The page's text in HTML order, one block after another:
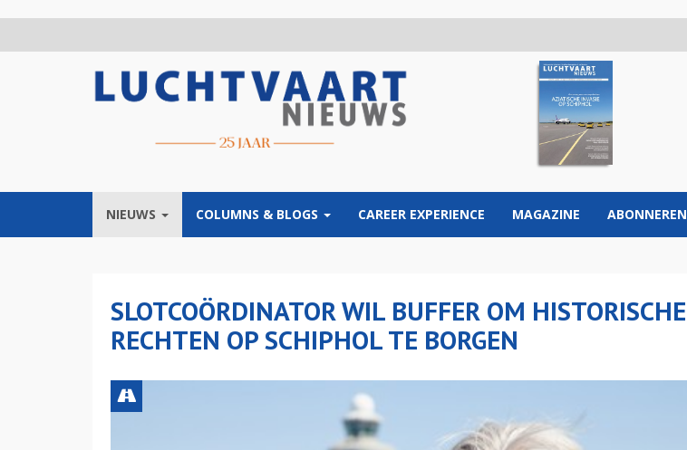
NIEUWS COLUMNS & BLOGS CAREER EXPERIENCE MAGAZINE ABONNEREN
SLOTCOÖRDINATOR WIL BUFFER OM HISTORISCHE
RECHTEN OP SCHIPHOL TE BORGEN